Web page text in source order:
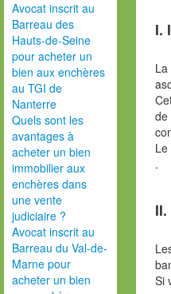
Avocat inscrit au
Barreau des
Hauts-de-Seine
pour acheter un
bien aux enchères
au TGI de
Nanterre
Quels sont les
avantages à
acheter un bien
immobilier aux
enchères dans
une vente
judiciaire ?
Avocat inscrit au
Barreau du Val-de-
Marne pour
acheter un bien
I.
de
Le
.
Si